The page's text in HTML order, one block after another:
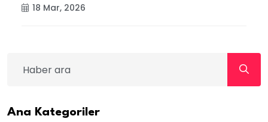
18 Mar, 2026
Ana Kategoriler